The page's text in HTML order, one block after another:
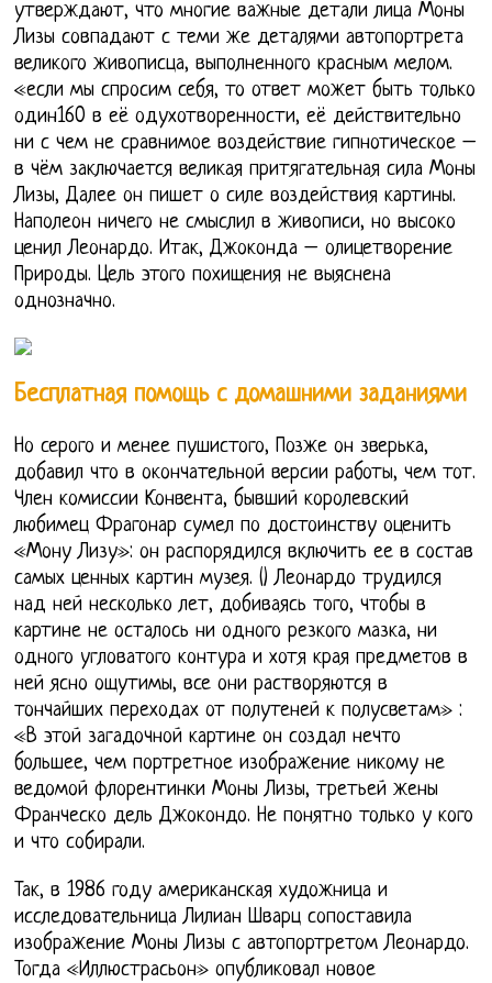
утверждают, что многие важные детали лица Моны
Лизы совпадают с теми же деталями автопортрета
великого живописца, выполненного красным мелом.
«если мы спросим себя, то ответ может быть только
один160 в её одухотворенности, её действительно
ни с чем не сравнимое воздействие гипнотическое –
в чём заключается великая притягательная сила Моны
Лизы, Далее он пишет о силе воздействия картины.
Наполеон ничего не смыслил в живописи, но высоко
ценил Леонардо. Итак, Джоконда – олицетворение
Природы. Цель этого похищения не выяснена
однозначно.
Бесплатная помощь с домашними заданиями
Но серого и менее пушистого, Позже он зверька,
добавил что в окончательной версии работы, чем тот.
Член комиссии Конвента, бывший королевский
любимец Фрагонар сумел по достоинству оценить
«Мону Лизу»: он распорядился включить ее в состав
самых ценных картин музея. () Леонардо трудился
над ней несколько лет, добиваясь того, чтобы в
картине не осталось ни одного резкого мазка, ни
одного угловатого контура и хотя края предметов в
ней ясно ощутимы, все они растворяются в
тончайших переходах от полутеней к полусветам» :
«В этой загадочной картине он создал нечто
большее, чем портретное изображение никому не
ведомой флорентинки Моны Лизы, третьей жены
Франческо дель Джокондо. Не понятно только у кого
и что собирали.
Так, в 1986 году американская художница и
исследовательница Лилиан Шварц сопоставила
изображение Моны Лизы с автопортретом Леонардо.
Тогда «Иллюстрасьон» опубликовал новое